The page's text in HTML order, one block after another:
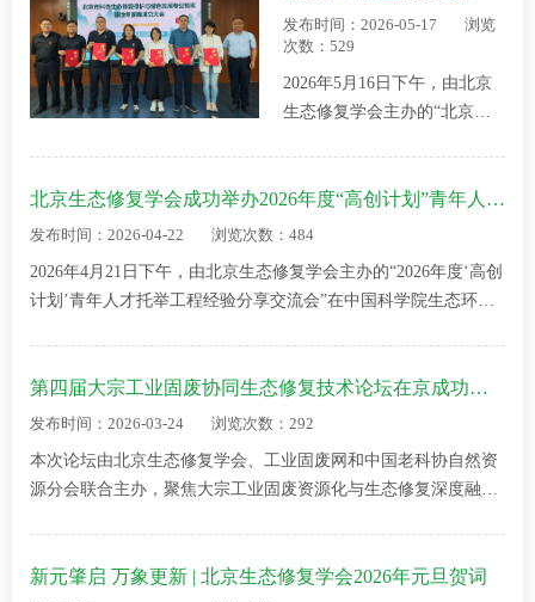
发布时间：2026-05-17
浏览
次数：529
2026年5月16日下午，由北京
生态修复学会主办的“北京市
会”在中国科学院生态环境研
究中心顺利举行。会议以“聚
共建首都高端专业智库”…
北京生态修复学会成功举办2026年度“高创计划”青年人才托举工程经验分享交流会
发布时间：2026-04-22 浏览次数：484
2026年4月21日下午，由北京生态修复学会主办的“2026年度‘高创
计划’青年人才托举工程经验分享交流会”在中国科学院生态环境
第四届大宗工业固废协同生态修复技术论坛在京成功举办
发布时间：2026-03-24 浏览次数：292
本次论坛由北京生态修复学会、工业固废网和中国老科协自然资
源分会联合主办，聚焦大宗工业固废资源化与生态修复深度融
新元肇启 万象更新 | 北京生态修复学会2026年元旦贺词